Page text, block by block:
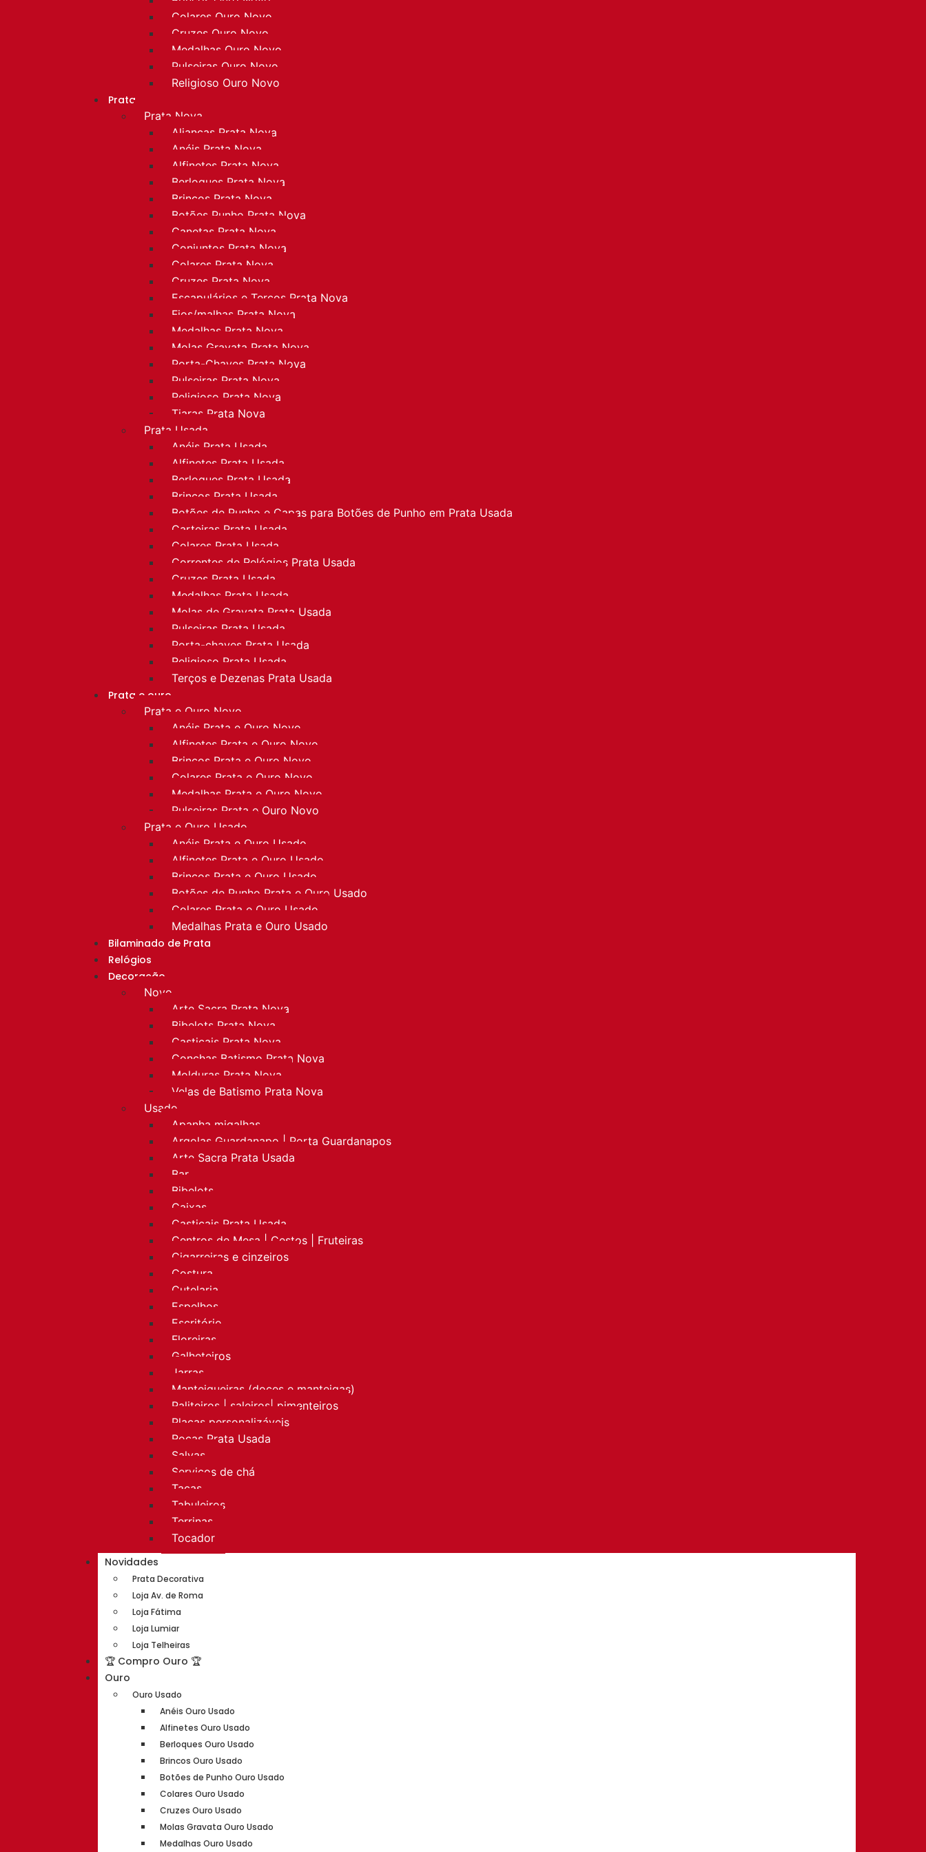
Colares Ouro Novo
Cruzes Ouro Novo
Medalhas Ouro Novo
Pulseiras Ouro Novo
Religioso Ouro Novo
Prata
Prata Nova
Alianças Prata Nova
Anéis Prata Nova
Alfinetes Prata Nova
Berloques Prata Nova
Brincos Prata Nova
Botões Punho Prata Nova
Canetas Prata Nova
Conjuntos Prata Nova
Colares Prata Nova
Cruzes Prata Nova
Escapulários e Terços Prata Nova
Fios/malhas Prata Nova
Medalhas Prata Nova
Molas Gravata Prata Nova
Porta-Chaves Prata Nova
Pulseiras Prata Nova
Religioso Prata Nova
Tiaras Prata Nova
Prata Usada
Anéis Prata Usada
Alfinetes Prata Usada
Berloques Prata Usada
Brincos Prata Usada
Botões de Punho e Capas para Botões de Punho em Prata Usada
Carteiras Prata Usada
Colares Prata Usada
Correntes de Relógios Prata Usada
Cruzes Prata Usada
Medalhas Prata Usada
Molas de Gravata Prata Usada
Pulseiras Prata Usada
Porta-chaves Prata Usada
Religioso Prata Usada
Terços e Dezenas Prata Usada
Prata e ouro
Prata e Ouro Novo
Anéis Prata e Ouro Novo
Alfinetes Prata e Ouro Novo
Brincos Prata e Ouro Novo
Colares Prata e Ouro Novo
Medalhas Prata e Ouro Novo
Pulseiras Prata e Ouro Novo
Prata e Ouro Usado
Anéis Prata e Ouro Usado
Alfinetes Prata e Ouro Usado
Brincos Prata e Ouro Usado
Botões de Punho Prata e Ouro Usado
Colares Prata e Ouro Usado
Medalhas Prata e Ouro Usado
Bilaminado de Prata
Relógios
Decoração
Novo
Arte Sacra Prata Nova
Bibelots Prata Nova
Castiçais Prata Nova
Conchas Batismo Prata Nova
Molduras Prata Nova
Velas de Batismo Prata Nova
Usado
Apanha migalhas
Argolas Guardanapo | Porta Guardanapos
Arte Sacra Prata Usada
Bar
Bibelots
Caixas
Castiçais Prata Usada
Centros de Mesa | Cestos | Fruteiras
Cigarreiras e cinzeiros
Costura
Cutelaria
Espelhos
Escritório
Floreiras
Galheteiros
Jarras
Manteigueiras (doces e manteigas)
Paliteiros | saleiros| pimenteiros
Placas personalizáveis
Rocas Prata Usada
Salvas
Serviços de chá
Taças
Tabuleiros
Terrinas
Tocador
Novidades
Prata Decorativa
Loja Av. de Roma
Loja Fátima
Loja Lumiar
Loja Telheiras
🏆 Compro Ouro 🏆
Ouro
Ouro Usado
Anéis Ouro Usado
Alfinetes Ouro Usado
Berloques Ouro Usado
Brincos Ouro Usado
Botões de Punho Ouro Usado
Colares Ouro Usado
Cruzes Ouro Usado
Molas Gravata Ouro Usado
Medalhas Ouro Usado